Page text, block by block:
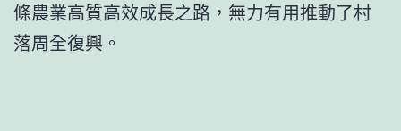
條農業高質高效成長之路，無力有用推動了村
落周全復興。